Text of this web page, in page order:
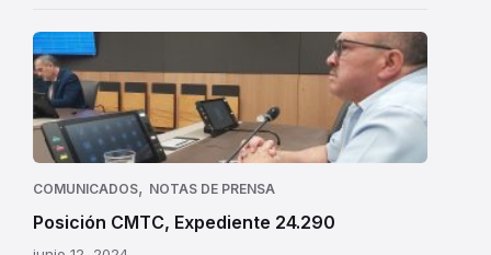
COMUNICADOS, NOTAS DE PRENSA
Posición CMTC, Expediente 24.290